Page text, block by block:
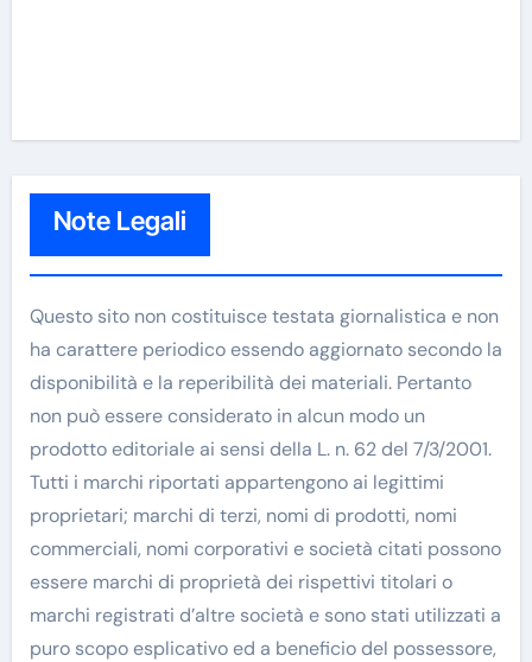
Note Legali
Questo sito non costituisce testata giornalistica e non
ha carattere periodico essendo aggiornato secondo la
disponibilità e la reperibilità dei materiali. Pertanto
non può essere considerato in alcun modo un
prodotto editoriale ai sensi della L. n. 62 del 7/3/2001.
Tutti i marchi riportati appartengono ai legittimi
proprietari; marchi di terzi, nomi di prodotti, nomi
commerciali, nomi corporativi e società citati possono
essere marchi di proprietà dei rispettivi titolari o
marchi registrati d’altre società e sono stati utilizzati a
puro scopo esplicativo ed a beneficio del possessore,